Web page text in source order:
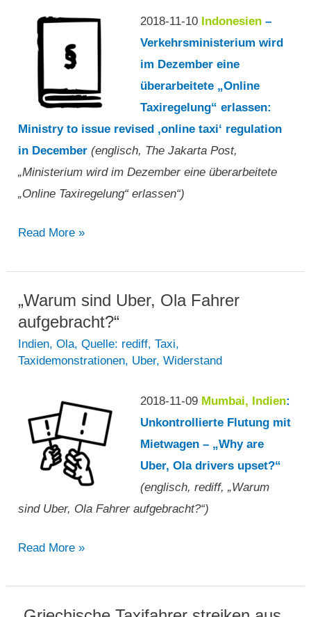
2018-11-10 Indonesien–
Verkehrsministerium wird
im Dezember eine
überarbeitete „Online
Taxiregelung“ erlassen:
Ministry to issue revised ‚online taxi‘ regulation
in December (englisch, The Jakarta Post,
„Ministerium wird im Dezember eine überarbeitete
„Online Taxiregelung“ erlassen“)
„Ministerium
im
Dezember
eine
überarbeitete
„Online
erlassen“
Read More »
„Warum sind Uber, Ola Fahrer
aufgebracht?“
Indien,Ola,Quelle: rediff,Taxi,
Taxidemonstrationen, Uber,Widerstand
2018-11-09 Mumbai, Indien:
Unkontrollierte Flutung mit
Mietwagen – „Why are
Uber, Ola drivers upset?“
(englisch, rediff, „Warum
sind Uber, Ola Fahrer aufgebracht?“)
„Warum
Uber,
Ola
Read More »